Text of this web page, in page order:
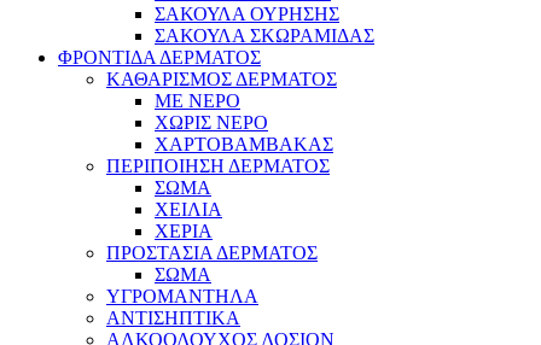
ΣΑΚΟΥΛΑ ΟΥΡΗΣΗΣ
ΣΑΚΟΥΛΑ ΣΚΩΡΑΜΙΔΑΣ
ΦΡΟΝΤΙΔΑ ΔΕΡΜΑΤΟΣ
ΚΑΘΑΡΙΣΜΟΣ ΔΕΡΜΑΤΟΣ
ΜΕ ΝΕΡΟ
ΧΩΡΙΣ ΝΕΡΟ
ΧΑΡΤΟΒΑΜΒΑΚΑΣ
ΠΕΡΙΠΟΙΗΣΗ ΔΕΡΜΑΤΟΣ
ΣΩΜΑ
ΧΕΙΛΙΑ
ΧΕΡΙΑ
ΠΡΟΣΤΑΣΙΑ ΔΕΡΜΑΤΟΣ
ΣΩΜΑ
ΥΓΡΟΜΑΝΤΗΛΑ
ΑΝΤΙΣΗΠΤΙΚΑ
ΑΛΚΟΟΛΟΥΧΟΣ ΛΟΣΙΟΝ